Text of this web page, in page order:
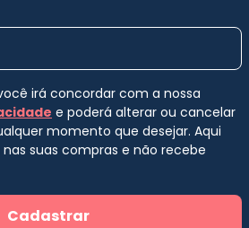
irá concordar com a nossa
e poderá alterar ou cancelar
momento que desejar. Aqui
suas compras e não recebe
Cadastrar